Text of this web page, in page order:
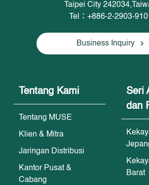
Taipei City
Tel：+886-2-2903-
Business Inquiry
Tentang Kami
Tentang MUSE
Klien & Mitra
Jaringan Distribusi
Kantor Pusat &
Cabang
Seri
dan
Barat